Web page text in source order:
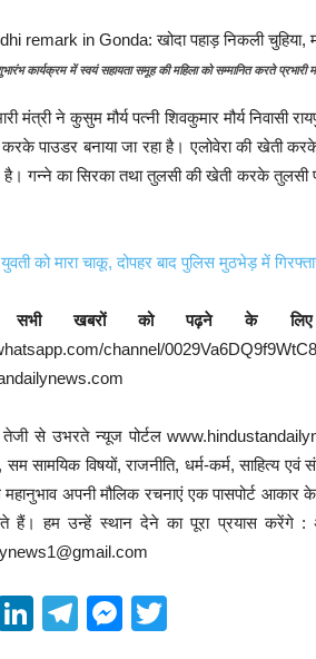
कार्यक्रम में स्वयं सहायता समूह की महिला को सम्मानित करते प्रभारी
मंत्री ने कुसुम मौर्य पत्नी शिवकुमार मौर्य निवासी
पाउडर बनाया जा रहा है। एलोवेरा की खेती
है। गन्ने का सिरका तथा तुलसी की खेती करके तुलसी
को मारा चाकू, दोपहर बाद पुलिस मुठभेड़ में
सभी खबरों को पढ़ने के
whatsapp.com/channel/
से उभरते न्यूज पोर्टल
सामयिक विषयों, राजनीति, धर्म-कर्म, साहित्य एवं
अपनी मौलिक रचनाएं एक पासपोर्ट आकार
हैं। हम उन्हें स्थान देने का पूरा प्रयास करेंगे :
W
Li
T
M